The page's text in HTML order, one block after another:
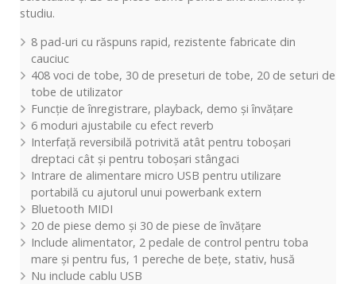
studiu.
8 pad-uri cu răspuns rapid, rezistente fabricate din
cauciuc
408 voci de tobe, 30 de preseturi de tobe, 20 de seturi de
tobe de utilizator
Funcție de înregistrare, playback, demo și învățare
6 moduri ajustabile cu efect reverb
Interfață reversibilă potrivită atât pentru toboșari
dreptaci cât și pentru toboșari stângaci
Intrare de alimentare micro USB pentru utilizare
portabilă cu ajutorul unui powerbank extern
Bluetooth MIDI
20 de piese demo și 30 de piese de învățare
Include alimentator, 2 pedale de control pentru toba
mare și pentru fus, 1 pereche de bețe, stativ, husă
Nu include cablu USB